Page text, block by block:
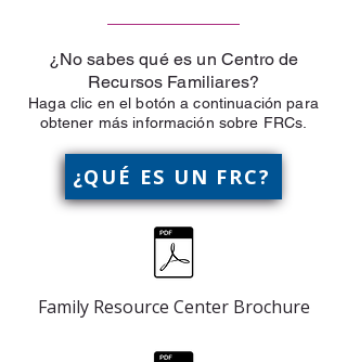
¿No sabes qué es un Centro de
Recursos Familiares?
Haga clic en el botón a continuación para
obtener más información sobre FRCs.
¿QUÉ ES UN FRC?
Family Resource Center Brochure